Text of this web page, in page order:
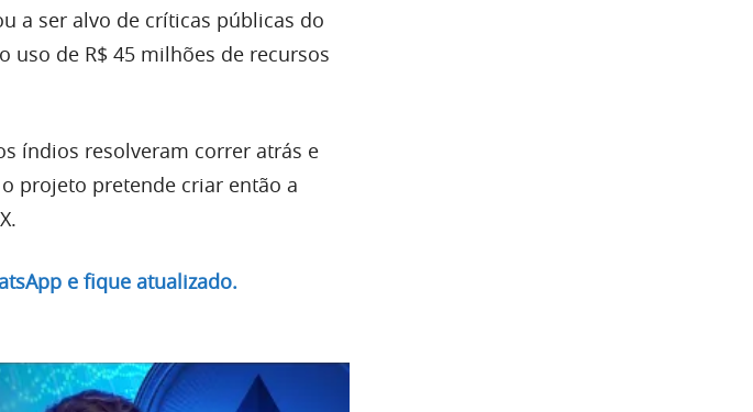
a ser alvo de críticas públicas do
uso de R$ 45 milhões de recursos
índios resolveram correr atrás e
projeto pretende criar então a
e fique atualizado.